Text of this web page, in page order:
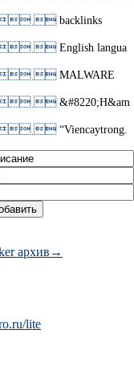
backlinks
English langua
MALWARE
&#8220;H&am
“Viencaytrong.
архив→
lite